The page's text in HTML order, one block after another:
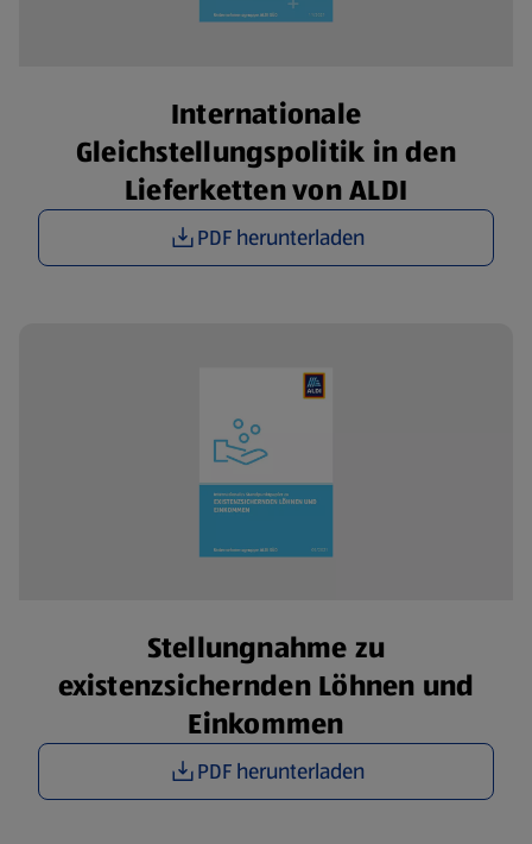
Internationale
Gleichstellungspolitik in den
Lieferketten von ALDI
PDF herunterladen
Stellungnahme zu
existenzsichernden Löhnen und
Einkommen
PDF herunterladen